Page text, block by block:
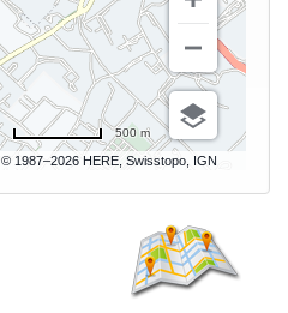
© 1987–2026 HERE, Swisstopo, IGN
500 m